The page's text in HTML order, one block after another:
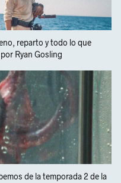
reparto y todo lo que
Ryan Gosling
de la temporada 2 de la